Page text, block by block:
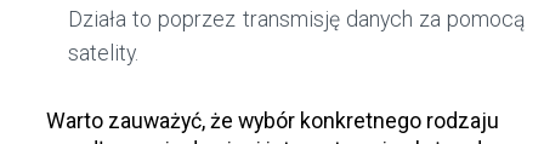
Działa to poprzez transmisję danych za pomocą
satelity.
Warto zauważyć, że wybór konkretnego rodzaju